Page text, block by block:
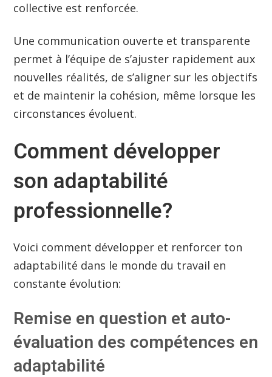
collective est renforcée.
Une communication ouverte et transparente
permet à l’équipe de s’ajuster rapidement aux
nouvelles réalités, de s’aligner sur les objectifs
et de maintenir la cohésion, même lorsque les
circonstances évoluent.
Comment développer
son adaptabilité
professionnelle?
Voici comment développer et renforcer ton
adaptabilité dans le monde du travail en
constante évolution:
Remise en question et auto-
évaluation des compétences en
adaptabilité